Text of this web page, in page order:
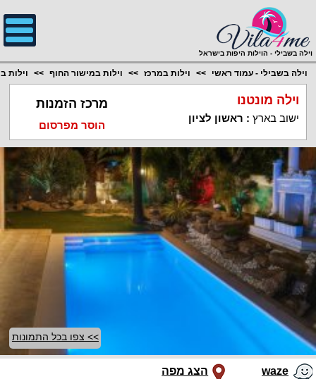
וילה בשבילי - הוילות היפות בישראל
וילה בשבילי - עמוד ראשי וילות במרכז וילות במישור החוף וילות
וילה מונטנו
ישוב בארץ : ראשון לציון
מרכז הזמנות
הוסר מפרסום
>> צפו בכל התמונות
waze הצג מפה